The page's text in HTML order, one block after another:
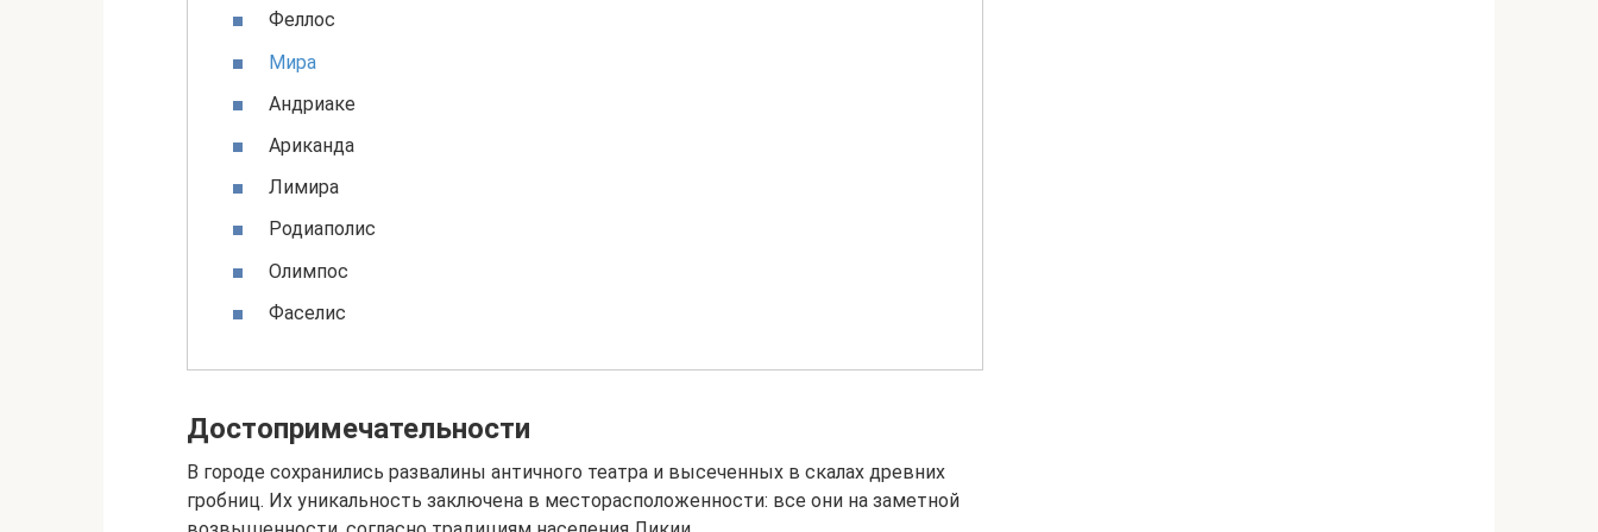
Феллос
Мира
Андриаке
Ариканда
Лимира
Родиаполис
Олимпос
Фаселис
Достопримечательности
В городе сохранились развалины античного театра и высеченных в скалах древних
гробниц. Их уникальность заключена в месторасположенности: все они на заметной